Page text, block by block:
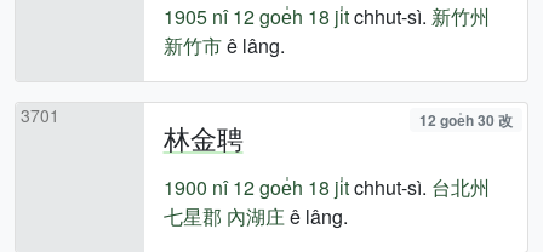
1905 nî 12 goe̍h 18 ji̍tchhut-sì. 新竹州
新竹市ê lâng.
3701
林金聘 12 goe̍h 30 改
1900 nî 12 goe̍h 18 ji̍tchhut-sì. 台北州
七星郡 內湖庄ê lâng.